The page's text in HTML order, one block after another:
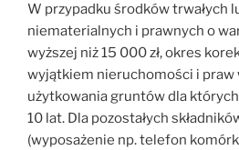
W przypadku środków trwałych
niematerialnych i prawnych o
wyższej niż 15 000 zł, okres
wyjątkiem nieruchomości i praw
użytkowania gruntów dla
10 lat. Dla pozostałych
(wyposażenie np. telefon